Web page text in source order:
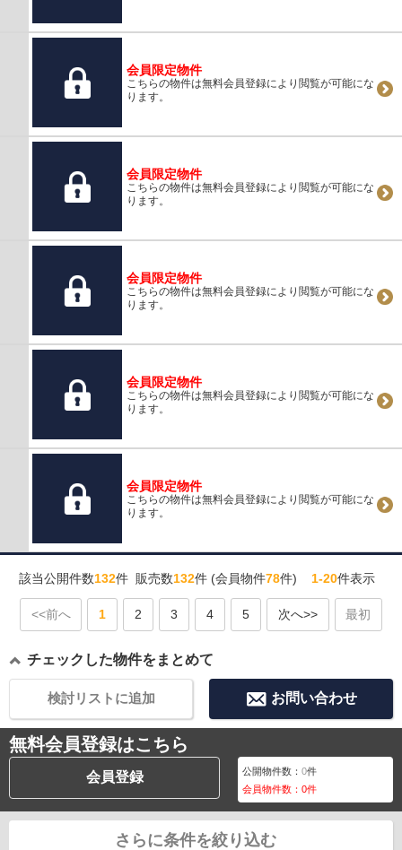
会員限定物件
こちらの物件は無料会員登録により閲覧が可能にな
ります。
会員限定物件
こちらの物件は無料会員登録により閲覧が可能にな
ります。
会員限定物件
こちらの物件は無料会員登録により閲覧が可能にな
ります。
会員限定物件
こちらの物件は無料会員登録により閲覧が可能にな
ります。
会員限定物件
こちらの物件は無料会員登録により閲覧が可能にな
ります。
該当公開件数132件 販売数132件 (会員物件78件) 1-20件表示
<<前へ 1 2 3 4 5 次へ>> 最初
チェックした物件をまとめて
お問い合わせ
検討リストに追加
無料会員登録はこちら
会員登録 公開物件数：0件
会員物件数：0件
さらに条件を絞り込む